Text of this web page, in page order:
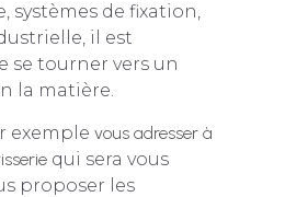
systèmes de fixation,
il est
se tourner vers un
la matière.
exemple vous adresser à
qui sera vous
proposer les